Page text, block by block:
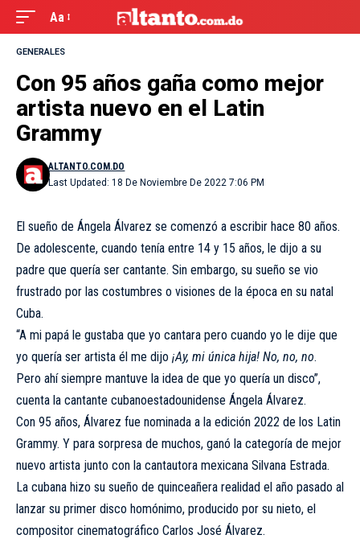
Aa
GENERALES
Con 95 años gaña como mejor
artista nuevo en el Latin
Grammy
Last Updated: 18 De Noviembre De 2022 7:06 PM
ALTANTO.COM.DO
El sueño de Ángela Álvarez se comenzó a escribir hace 80 años.
De adolescente, cuando tenía entre 14 y 15 años, le dijo a su
padre que quería ser cantante. Sin embargo, su sueño se vio
frustrado por las costumbres o visiones de la época en su natal
Cuba.
“A mi papá le gustaba que yo cantara pero cuando yo le dije que
yo quería ser artista él me dijo ¡Ay, mi única hija! No, no, no.
Pero ahí siempre mantuve la idea de que yo quería un disco”,
cuenta la cantante cubanoestadounidense Ángela Álvarez.
Con 95 años, Álvarez fue nominada a la edición 2022 de los Latin
Grammy. Y para sorpresa de muchos, ganó la categoría de mejor
nuevo artista junto con la cantautora mexicana Silvana Estrada.
La cubana hizo su sueño de quinceañera realidad el año pasado al
lanzar su primer disco homónimo, producido por su nieto, el
compositor cinematográfico Carlos José Álvarez.